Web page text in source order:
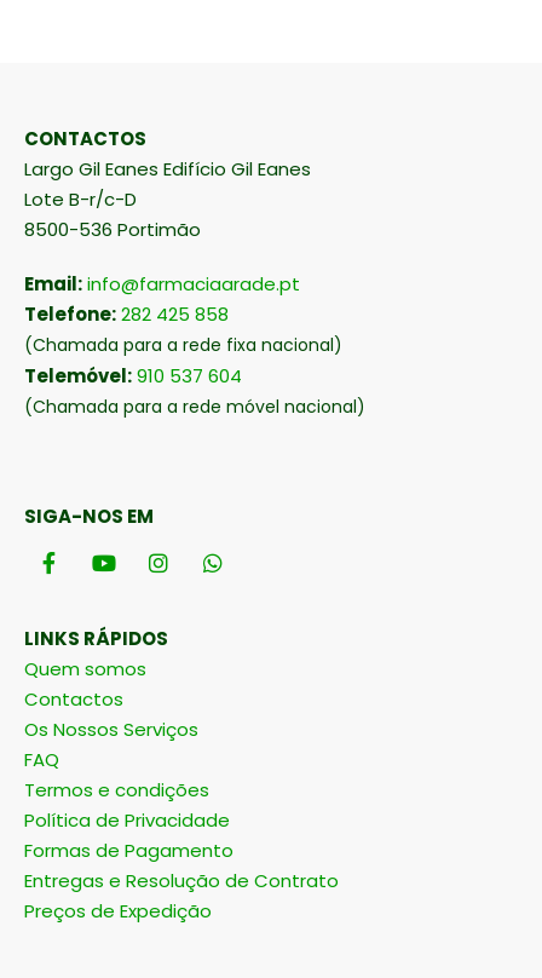
CONTACTOS
Lote B-r/c-D
8500-536 Portimão
Email:info@farmaciaarade.pt
Telefone: 282 425 858
LINKS RÁPIDOS
Quem somos
Contactos
Os Nossos Serviços
FAQ
Termos e condições
Política de Privacidade